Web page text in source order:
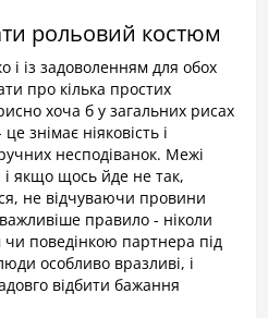
рольовий костюм
із задоволенням для обох
про кілька простих
хоча б у загальних рисах
знімає ніяковість і
несподіванок. Межі
і якщо щось йде не так,
не відчуваючи провини
правило - ніколи
поведінкою партнера під
особливо вразливі, і
відбити бажання